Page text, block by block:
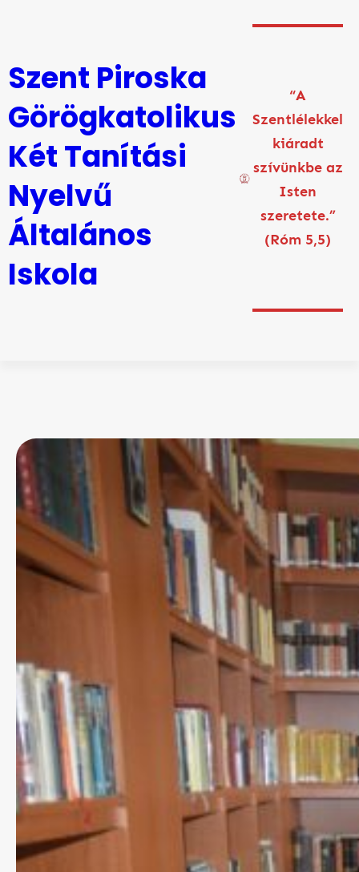
Szent Piroska
Görögkatolikus
Két Tanítási
Nyelvű
Általános
Iskola
“A
Szentlélekkel
kiáradt
szívünkbe az
Isten
szeretete.”
(Róm 5,5)